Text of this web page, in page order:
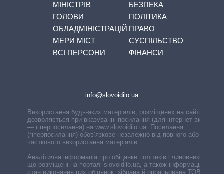
МІНІСТРІВ
ГОЛОВИ
ОБЛАДМІНІСТРАЦІЙ
МЕРИ МІСТ
ВСІ ПЕРСОНИ
БЕЗПЕКА
ПОЛІТИКА
ПРАВО
СУСПІЛЬСТВО
ФІНАНСИ
info@slovoidilo.ua
Використання будь-яких матеріалів, розміщених на сайті,
дозволяється при вказуванні посилання (для інтернет-видань
— гіперпосилання) на www.slovoidilo.ua. Посилання
(гіперпосилання) обов’язкове незалежно від повного або
часткового використання матеріалів.
Аналітична інформація про обіцянки політиків і чиновників,
що розміщені на порталі slovoidilo.ua, а також інформація про
стан виконання цих обіцянок, зібрана й опрацьована ТОВ «ІА